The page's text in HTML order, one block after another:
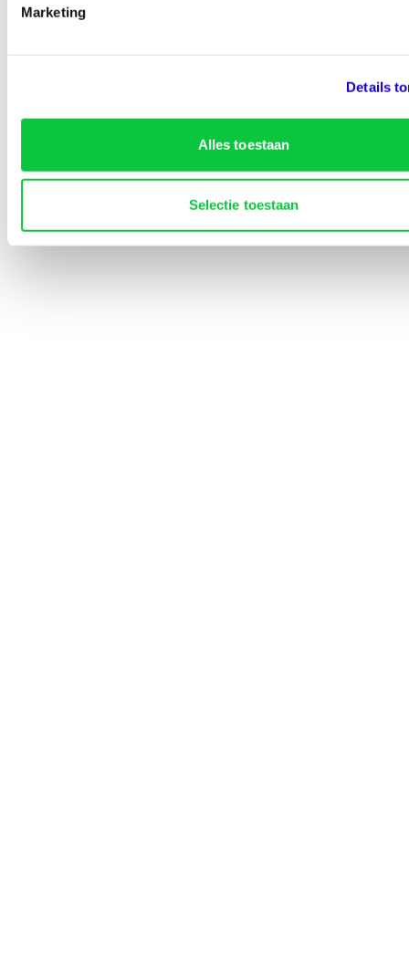
Marketing
Details
Alles toestaan
Selectie toestaan
Lined-Up Business